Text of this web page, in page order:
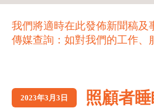
我們將適時在此發佈新聞稿及
傳媒查詢：如對我們的工作、
2023年3月3日 照顧者